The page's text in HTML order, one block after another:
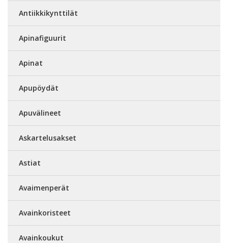
Antiikkikynttilät
Apinafiguurit
Apinat
Apupöydät
Apuvälineet
Askartelusakset
Astiat
Avaimenperät
Avainkoristeet
Avainkoukut